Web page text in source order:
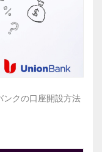
ンクの口座開設方法